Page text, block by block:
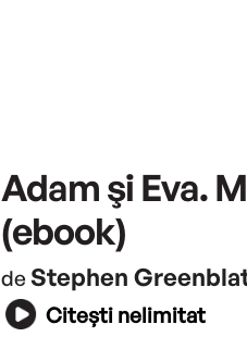
Adam şi Eva.
(ebook)
de Stephen
Citești nelimitat